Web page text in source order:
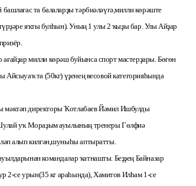
та балаларҙы тәрбиәләүгә,милли көрәште
яҡты булһын). Уның 1 улы 2 ҡыҙы бар. Улы Айҙар
милли көрәш буйынса спорт мастерҙары. Бөгөн
та (50кг) үҙенең весовой категорияһында
директоры Ҡотлабаев Йәмил Ишбулды
уҡ Мораҙым ауылының тренеры Гөлфиә
алып килгән,шуныһы аптыратты.
командалар ҡатнашты. Беҙҙең Байназар
2-се урын(35 кг араһында), Хамитов Илһам 1-се